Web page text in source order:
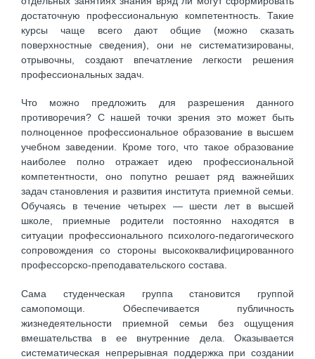
достаточную профессиональную компетентность. Такие
курсы чаще всего дают общие (можно сказать
поверхностные сведения), они не систематизированы,
отрывочны, создают впечатление легкости решения
профессиональных задач.
Что можно предложить для разрешения данного
противоречия? С нашей точки зрения это может быть
полноценное профессиональное образование в высшем
учебном заведении. Кроме того, что такое образование
наиболее полно отражает идею профессиональной
компетентности, оно попутно решает ряд важнейших
задач становления и развития института приемной семьи.
Обучаясь в течение четырех — шести лет в высшей
школе, приемные родители постоянно находятся в
ситуации профессионального психолого-педагогического
сопровождения со стороны высококвалифицированного
профессорско-преподавательского состава.
Сама студенческая группа становится группой
самопомощи. Обеспечивается публичность
жизнедеятельности приемной семьи без ощущения
вмешательства в ее внутренние дела. Оказывается
систематическая непрерывная поддержка при создании